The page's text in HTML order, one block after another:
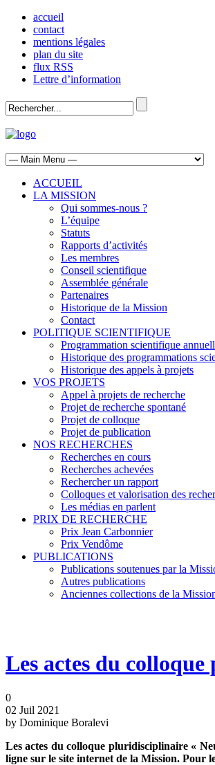
accueil
contact
mentions légales
plan du site
flux RSS
Lettre d’information
ACCUEIL
LA MISSION
Qui sommes-nous ?
L’équipe
Statuts
Rapports d’activités
Les membres
Conseil scientifique
Assemblée générale
Partenaires
Historique de la Mission
Contact
POLITIQUE SCIENTIFIQUE
Programmation scientifique
Historique des programmations
Historique des appels à projets
VOS PROJETS
Appel à projets de recherche
Projet de recherche spontané
Projet de colloque
Projet de publication
NOS RECHERCHES
Recherches en cours
Recherches achevées
Rechercher un rapport
Colloques et valorisation des
Les médias en parlent
PRIX DE RECHERCHE
Prix Jean Carbonnier
Prix Vendôme
PUBLICATIONS
Publications soutenues par la
Autres publications
Anciennes collections de la
Les actes du
0
02 Juil 2021
by Dominique Boralevi
Les actes du colloque pluridisciplinaire «
ligne sur le site internet de la Mission. Pour